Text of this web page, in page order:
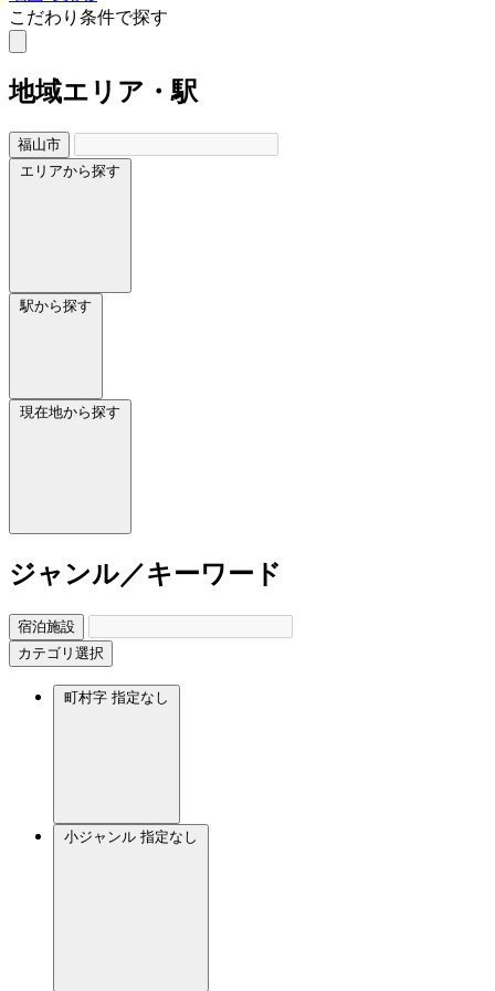
こだわり条件で探す
地域エリア・駅
福山市
エリアから探す
駅から探す
現在地から探す
ジャンル／キーワード
宿泊施設
カテゴリ選択
町村字 指定なし
小ジャンル 指定なし